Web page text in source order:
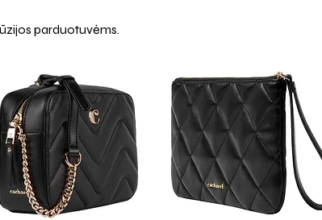
parduotuvėms.